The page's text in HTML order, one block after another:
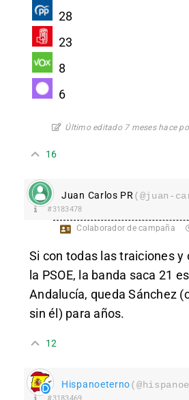
28
23
8
6
Último editado 7 meses hace
16
Juan Carlos PR (@juan-
#3183478
Colaborador de campaña
Si con todas las traiciones y
la PSOE, la banda saca 21
Andalucía, queda Sánchez
sin él) para años.
12
Hispanoeterno
#3183469